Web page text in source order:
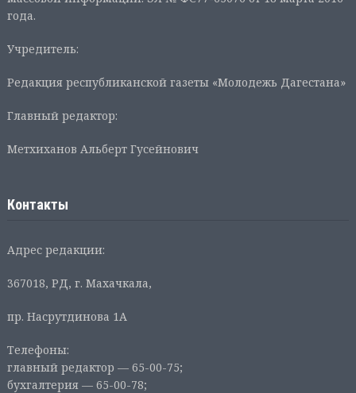
года.
Учредитель:
Редакция республиканской газеты «Молодежь Дагестана»
Главный редактор:
Метхиханов Альберт Гусейнович
Контакты
Адрес редакции:
367018, РД, г. Махачкала,
пр. Насрутдинова 1А
Телефоны:
главный редактор — 65-00-75;
бухгалтерия — 65-00-78;